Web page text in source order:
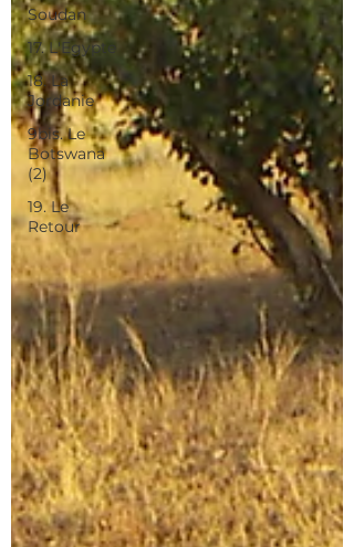
Soudan
17. L'Egypte
18. La
Jordanie
9bis. Le
Botswana
(2)
19. Le
Retour